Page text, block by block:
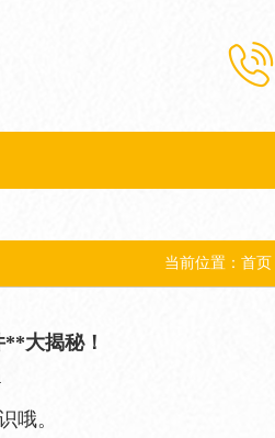
当前位置： 首页
大揭秘！
哦。